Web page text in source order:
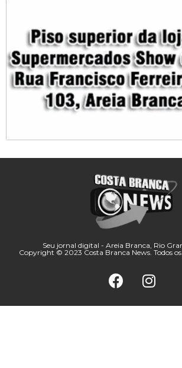
Seu jornal digital - Areia Branca, Rio
Copyright © 2023 Costa Branca News. Todos os